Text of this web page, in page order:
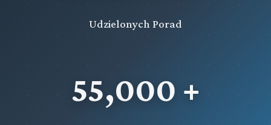
Udzielonych Porad
55,000 +